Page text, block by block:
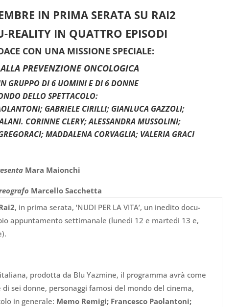
IN PRIMA SERATA SU RAI2
REALITY IN QUATTRO EPISODI
CON UNA MISSIONE SPECIALE:
PREVENZIONE ONCOLOGICA
GRUPPO DI 6 UOMINI E DI 6 DONNE
DELLO SPETTACOLO:
GABRIELE CIRILLI; GIANLUCA GAZZOLI;
CORINNE CLERY; ALESSANDRA MUSSOLINI;
MADDALENA CORVAGLIA; VALERIA GRACI
Mara Maionchi
Marcello Sacchetta
, in prima serata, ‘NUDI PER LA VITA’, un inedito docu-
appuntamento settimanale (lunedì 12 e martedì 13 e,
prodotta da Blu Yazmine, il programma avrà come
sei donne, personaggi famosi del mondo del cinema,
in generale: Memo Remigi; Francesco Paolantoni;